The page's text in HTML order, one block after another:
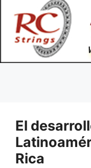
El
Rica